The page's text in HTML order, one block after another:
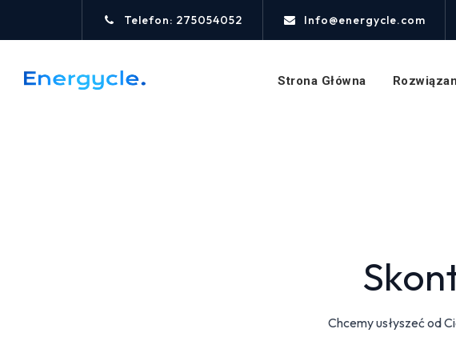
Telefon: 275054052 Info@energycle.com
Strona Główna
Chcemy usłyszeć od